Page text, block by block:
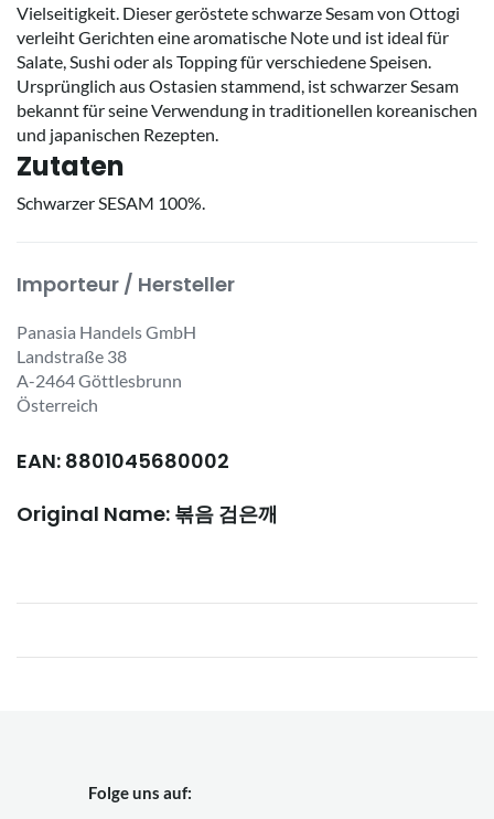
Vielseitigkeit. Dieser geröstete schwarze Sesam von Ottogi
verleiht Gerichten eine aromatische Note und ist ideal für
Salate, Sushi oder als Topping für verschiedene Speisen.
Ursprünglich aus Ostasien stammend, ist schwarzer Sesam
bekannt für seine Verwendung in traditionellen koreanischen
und japanischen Rezepten.
Zutaten
Schwarzer SESAM 100%.
Importeur / Hersteller
Panasia Handels GmbH
Landstraße 38
A-2464 Göttlesbrunn
Österreich
EAN: 8801045680002
Original Name: 볶음 검은깨
Folge uns auf: